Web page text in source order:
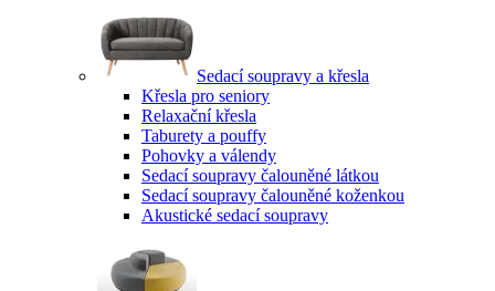
Sedací soupravy a křesla
Křesla pro seniory
Relaxační křesla
Taburety a pouffy
Pohovky a válendy
Sedací soupravy čalouněné látkou
Sedací soupravy čalouněné koženkou
Akustické sedací soupravy